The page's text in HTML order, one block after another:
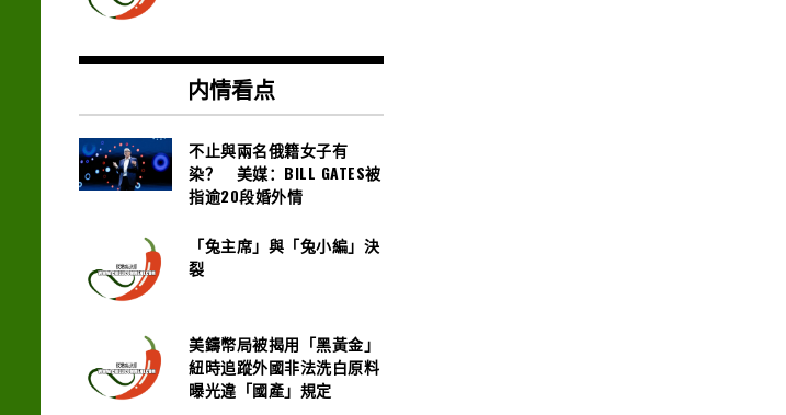
内情看点
不止與兩名俄籍女子有
染？ 美媒：BILL GATES被
指逾20段婚外情
「兔主席」與「兔小編」決
裂
美鑄幣局被揭用「黑黃金」
紐時追蹤外國非法洗白原料
曝光違「國產」規定